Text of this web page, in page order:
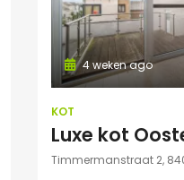
4 weken ago
KOT
Luxe kot
Timmermanstraat 2,